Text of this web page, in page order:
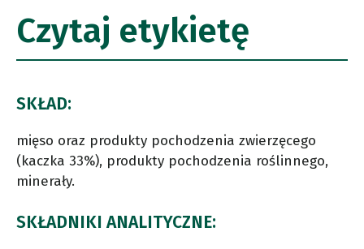
Czytaj etykietę
SKŁAD:
mięso oraz produkty pochodzenia zwierzęcego
(kaczka 33%), produkty pochodzenia roślinnego,
minerały.
SKŁADNIKI ANALITYCZNE: